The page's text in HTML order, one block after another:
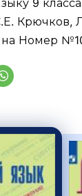
9
на Номер